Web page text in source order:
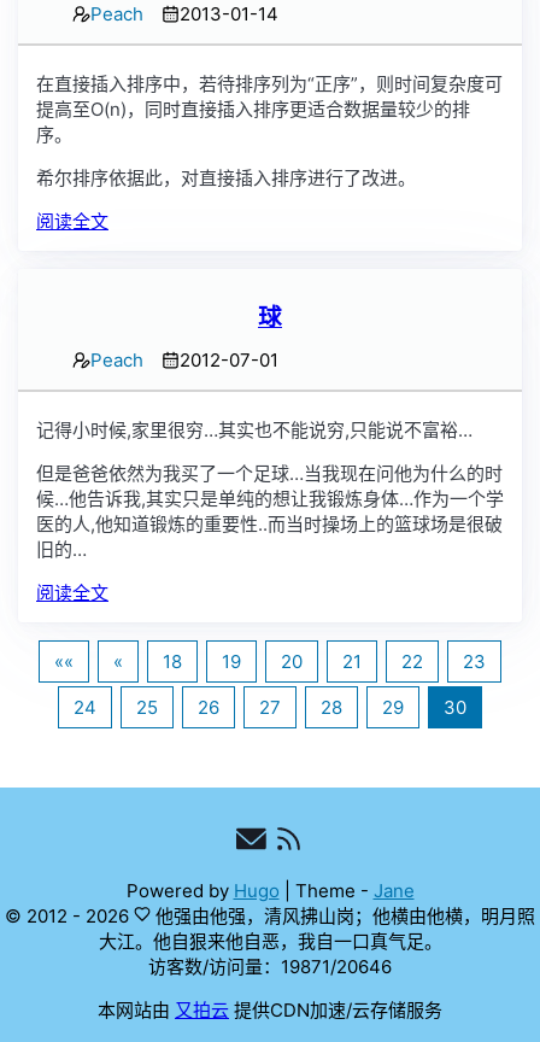
Peach 2013-01-14
在直接插入排序中，若待排序列为“正序”，则时间复杂度可
提高至O(n)，同时直接插入排序更适合数据量较少的排
序。
希尔排序依据此，对直接插入排序进行了改进。
阅读全文
球
Peach 2012-07-01
记得小时候,家里很穷…其实也不能说穷,只能说不富裕…
但是爸爸依然为我买了一个足球…当我现在问他为什么的时
候…他告诉我,其实只是单纯的想让我锻炼身体…作为一个学
医的人,他知道锻炼的重要性..而当时操场上的篮球场是很破
旧的…
阅读全文
«« « 18 19 20 21 22
23
24
25 26 27 28 29 30
Powered by Hugo Theme - Jane
© 2012 - 2026
他强由他强，清风拂山岗；他横由他横，明月照
大江。他自狠来他自恶，我自一口真气足。
访客数/访问量： 19871/20646
本网站由 又拍云 提供CDN加速/云存储服务